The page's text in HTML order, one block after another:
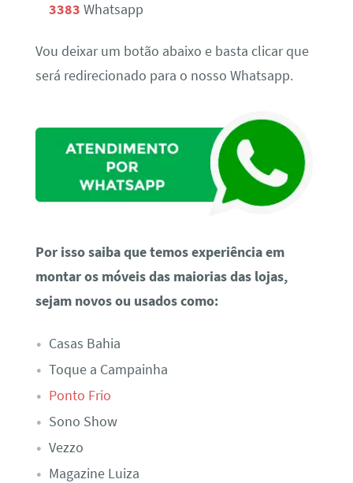
3383 Whatsapp
Vou deixar um botão abaixo e basta clicar que
será redirecionado para o nosso Whatsapp.
Por isso saiba que temos experiência em
montar os móveis das maiorias das lojas,
sejam novos ou usados como:
Casas Bahia
Toque a Campainha
Ponto Frio
Sono Show
Vezzo
Magazine Luiza